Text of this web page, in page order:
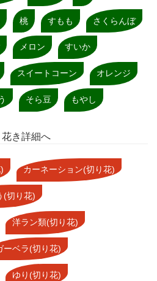
桃 すもも さくらんぼ
メロン すいか
スイートコーン オレンジ
そら豆 もやし
花き詳細へ
カーネーション(切り花)
(切り花)
洋ラン類(切り花)
ーベラ(切り花)
ゆり(切り花)